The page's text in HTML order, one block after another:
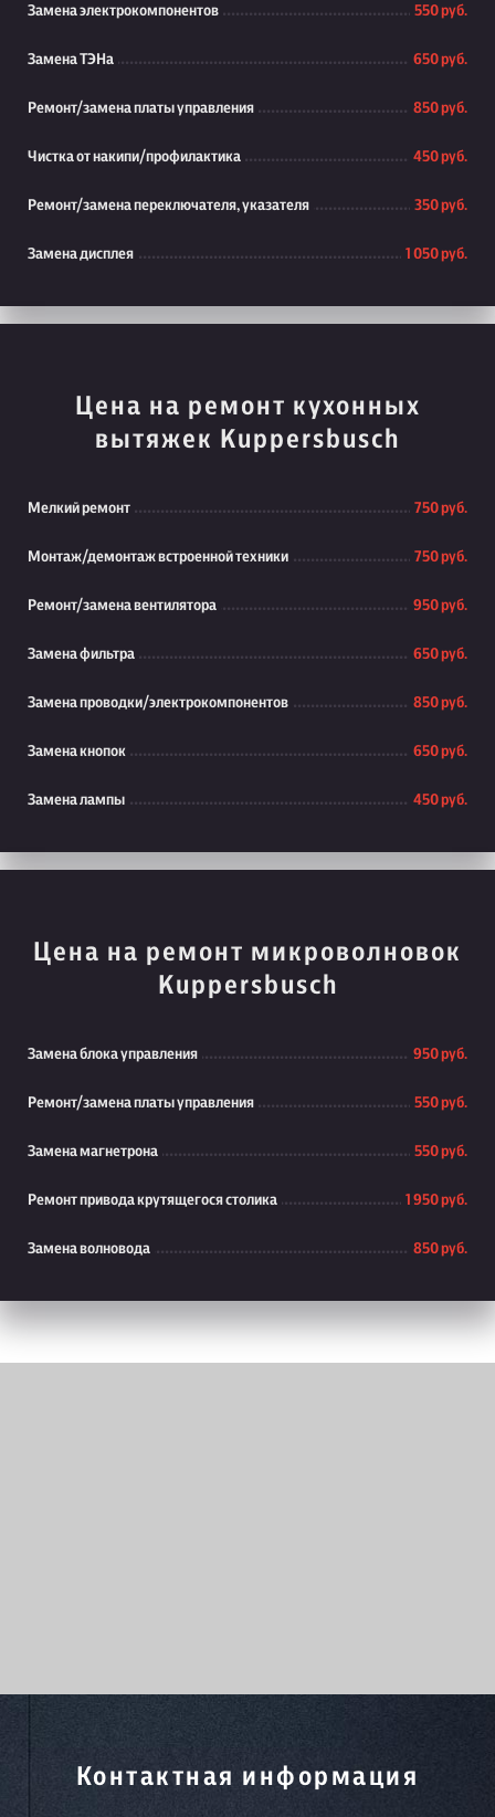
Замена электрокомпонентов 550 руб.
Замена ТЭНа 650 руб.
Ремонт/замена платы управления 850 руб.
Чистка от накипи/профилактика 450 руб.
Ремонт/замена переключателя, указателя 350 руб.
Замена дисплея 1 050 руб.
Цена на ремонт кухонных
вытяжек Kuppersbusch
Мелкий ремонт 750 руб.
Монтаж/демонтаж встроенной техники 750 руб.
Ремонт/замена вентилятора 950 руб.
Замена фильтра 650 руб.
Замена проводки/электрокомпонентов 850 руб.
Замена кнопок 650 руб.
Замена лампы 450 руб.
Цена на ремонт микроволновок
Kuppersbusch
Замена блока управления 950 руб.
Ремонт/замена платы управления 550 руб.
Замена магнетрона 550 руб.
Ремонт привода крутящегося столика 1 950 руб.
Замена волновода 850 руб.
Контактная информация